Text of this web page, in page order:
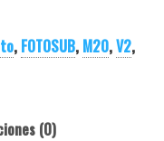
, FOTOSUB, M20,V2,
(0)